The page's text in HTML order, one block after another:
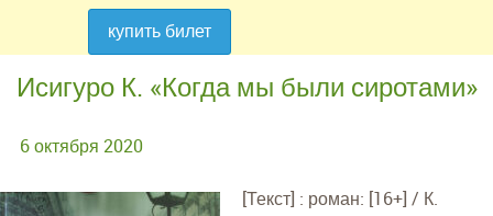
купить билет
Исигуро К. «Когда мы были сиротами»
6 октября 2020
[Текст] : роман: [16+] / К.